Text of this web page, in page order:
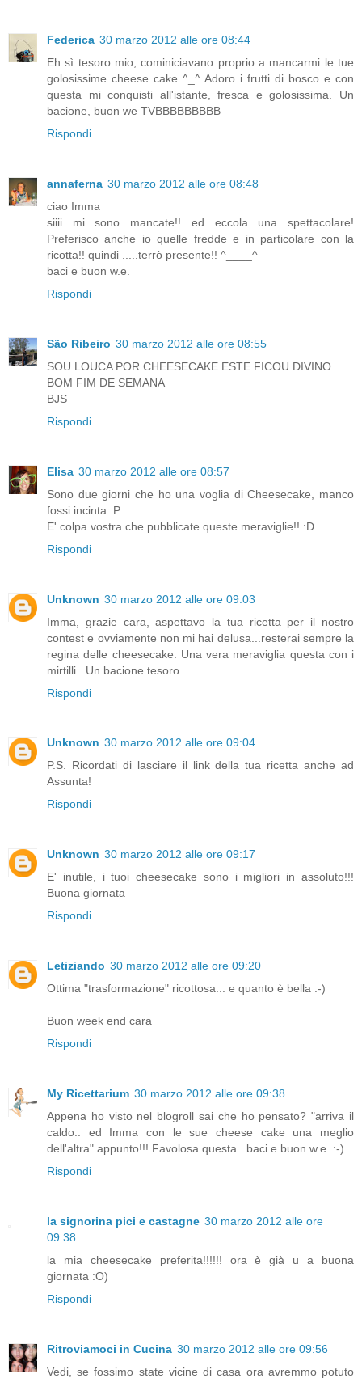
Federica 30 marzo 2012 alle ore 08:44
Eh sì tesoro mio, cominiciavano proprio a mancarmi le tue
golosissime cheese cake ^_^ Adoro i frutti di bosco e con
questa mi conquisti all'istante, fresca e golosissima. Un
bacione, buon we TVBBBBBBBBB
Rispondi
annaferna 30 marzo 2012 alle ore 08:48
ciao Imma
siiii mi sono mancate!! ed eccola una spettacolare!
Preferisco anche io quelle fredde e in particolare con la
ricotta!! quindi .....terrò presente!! ^____^
baci e buon w.e.
Rispondi
São Ribeiro 30 marzo 2012 alle ore 08:55
SOU LOUCA POR CHEESECAKE ESTE FICOU DIVINO.
BOM FIM DE SEMANA
BJS
Rispondi
Elisa 30 marzo 2012 alle ore 08:57
Sono due giorni che ho una voglia di Cheesecake, manco
fossi incinta :P
E' colpa vostra che pubblicate queste meraviglie!! :D
Rispondi
Unknown 30 marzo 2012 alle ore 09:03
Imma, grazie cara, aspettavo la tua ricetta per il nostro
contest e ovviamente non mi hai delusa...resterai sempre la
regina delle cheesecake. Una vera meraviglia questa con i
mirtilli...Un bacione tesoro
Rispondi
Unknown 30 marzo 2012 alle ore 09:04
P.S. Ricordati di lasciare il link della tua ricetta anche ad
Assunta!
Rispondi
Unknown 30 marzo 2012 alle ore 09:17
E' inutile, i tuoi cheesecake sono i migliori in assoluto!!!
Buona giornata
Rispondi
Letiziando 30 marzo 2012 alle ore 09:20
Ottima "trasformazione" ricottosa... e quanto è bella :-)
Buon week end cara
Rispondi
My Ricettarium 30 marzo 2012 alle ore 09:38
Appena ho visto nel blogroll sai che ho pensato? "arriva il
caldo.. ed Imma con le sue cheese cake una meglio
dell'altra" appunto!!! Favolosa questa.. baci e buon w.e. :-)
Rispondi
la signorina pici e castagne 30 marzo 2012 alle ore
09:38
la mia cheesecake preferita!!!!!! ora è già u a buona
giornata :O)
Rispondi
Ritroviamoci in Cucina 30 marzo 2012 alle ore 09:56
Vedi, se fossimo state vicine di casa ora avremmo potuto